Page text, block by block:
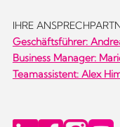
IHRE
Geschäftsführer:
Business Manager:
Teamassistent: Alex